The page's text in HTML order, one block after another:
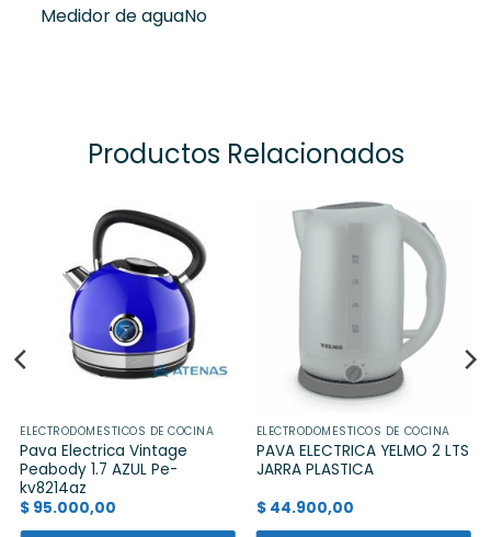
Medidor de aguaNo
Productos Relacionados
ELECTRODOMÉSTICOS DE COCINA
Pava Electrica Vintage
Peabody 1.7 AZUL Pe-
kv8214az
$ 95.000,00
ELECTRODOMÉSTICOS DE COCINA
PAVA ELECTRICA YELMO 2 LTS
JARRA PLASTICA
$44.900,00